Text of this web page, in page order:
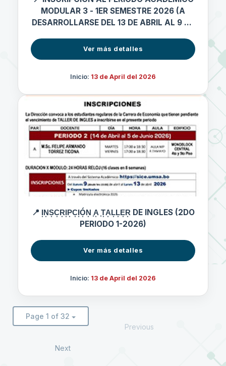
MODULAR 3 - 1ER SEMESTRE 2026 (A
DESARROLLARSE DEL 13 DE ABRIL AL 9 DE
Ver más detalles
Inicio: 13 de April del 2026
📍 I͙N͙S͙C͙R͙I͙P͙C͙I͙Ó͙N͙ ͙A͙ ͙T͙A͙L͙L͙E͙R͙ DE INGLES (2DO
PERIODO 1-2026)
Ver más detalles
Inicio: 13 de April del 2026
Page 1 of 32
Previous
Next